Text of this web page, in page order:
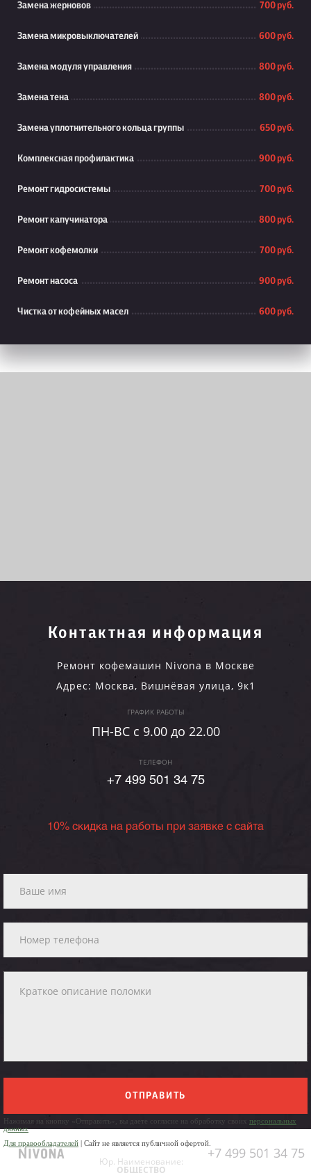
Замена жерновов 700 руб.
Замена микровыключателей 600 руб.
Замена модуля управления 800 руб.
Замена тена 800 руб.
Замена уплотнительного кольца группы 650 руб.
Комплексная профилактика 900 руб.
Ремонт гидросистемы 700 руб.
Ремонт капучинатора 800 руб.
Ремонт кофемолки 700 руб.
Ремонт насоса 900 руб.
Чистка от кофейных масел 600 руб.
Контактная информация
Ремонт кофемашин Nivona в Москве
Адрес: Москва, Вишнёвая улица, 9к1
ГРАФИК РАБОТЫ
ПН-ВC c 9.00 до 22.00
ТЕЛЕФОН
+7 499 501 34 75
10% скидка на работы при заявке с сайта
ОТПРАВИТЬ
Нажимая на кнопку «Отправить», вы даете согласие на обработку своих персональных
данных
Для правообладателей | Сайт не является публичной офертой.
+7 499 501 34 75
Юр. Наименование:
ОБЩЕСТВО